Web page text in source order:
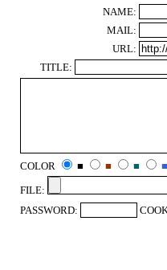
NAME:
MAIL:
URL:
TITLE:
COLOR ■ ■ ■
■
FILE:
PASSWORD: